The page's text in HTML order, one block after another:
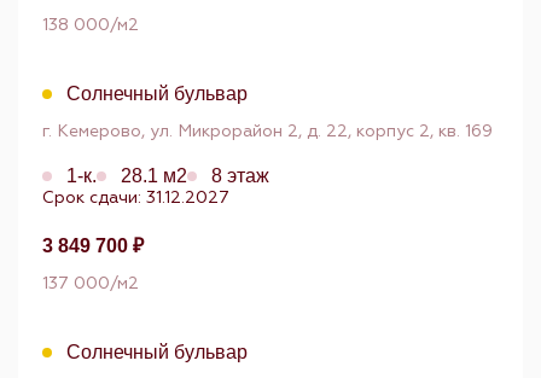
138 000/м2
Солнечный бульвар
г. Кемерово, ул. Микрорайон 2, д. 22, корпус 2, кв. 169
1-к. 28.1 м2
8 этаж
Срок сдачи: 31.12.2027
3 849 700 ₽
137 000/м2
Солнечный бульвар